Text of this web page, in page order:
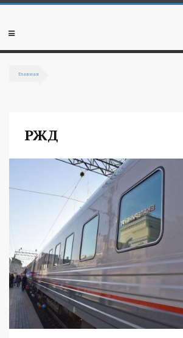
Перейти к основному содержанию
Мобильное
Главная
РЖД